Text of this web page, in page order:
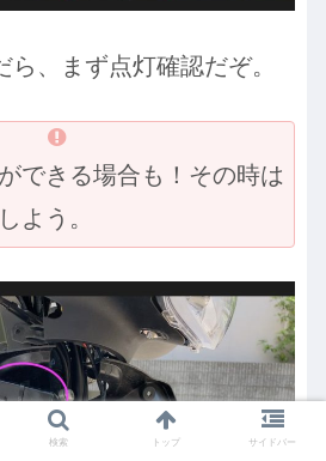
、まず点灯確認だぞ。
できる場合も！その時は
よう。
検索 トップ サイドバー